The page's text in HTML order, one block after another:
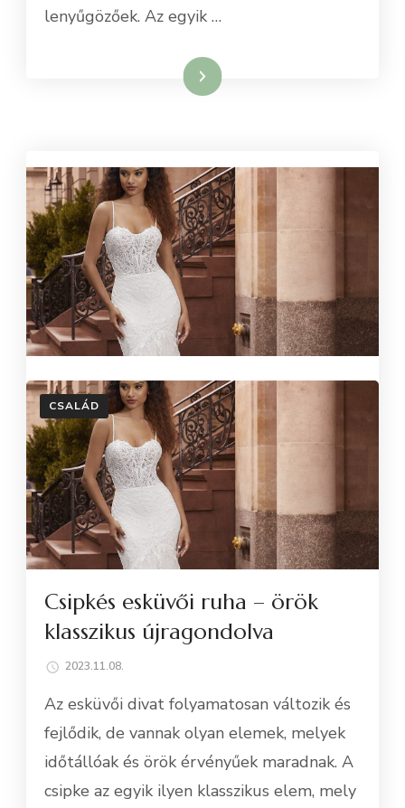
lenyűgözőek. Az egyik …
Tovább
CSALÁD
Csipkés esküvői ruha – örök
klasszikus újragondolva
2023.11.08.
Az esküvői divat folyamatosan változik és
fejlődik, de vannak olyan elemek, melyek
időtállóak és örök érvényűek maradnak. A
csipke az egyik ilyen klasszikus elem, mely